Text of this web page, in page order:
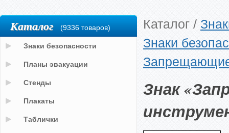
Каталог /
Знаки
Знак
Каталог (9336 товаров)
Знаки безопасности
Планы эвакуации
Стенды
Плакаты
Таблички